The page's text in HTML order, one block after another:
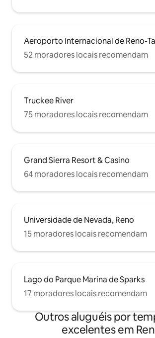
Aeroporto Internacional de Reno-
52 moradores locais recomendam
Truckee River
75 moradores locais recomendam
Grand Sierra Resort & Casino
64 moradores locais recomendam
Universidade de Nevada, Reno
15 moradores locais recomendam
Lago do Parque Marina de Sparks
17 moradores locais recomendam
Outros aluguéis por
excelentes em